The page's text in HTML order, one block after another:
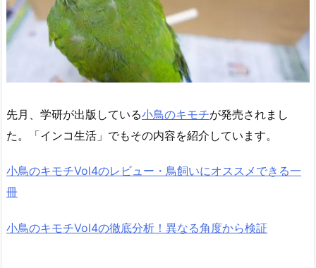
先月、学研が出版している小鳥のキモチが発売されまし
た。「インコ生活」でもその内容を紹介しています。
小鳥のキモチVol4のレビュー・鳥飼いにオススメできる一
冊
小鳥のキモチVol4の徹底分析！異なる角度から検証